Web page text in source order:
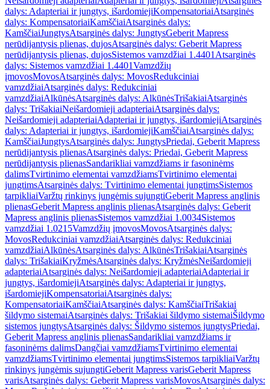
dalys: Adapteriai ir jungtys, išardomiejiKompensatoriaiAtsarginės
dalys: KompensatoriaiKamščiaiAtsarginės dalys:
KamščiaiJungtysAtsarginės dalys: JungtysGeberit Mapress
nerūdijantysis plienas, dujosAtsarginės dalys: Geberit Mapress
nerūdijantysis plienas, dujosSistemos vamzdžiai 1.4401 Atsarginės
dalys: Sistemos vamzdžiai 1.4401Vamzdžių
įmovosMovosAtsarginės dalys: MovosRedukciniai
vamzdžiaiAtsarginės dalys: Redukciniai
vamzdžiaiAlkūnėsAtsarginės dalys: AlkūnėsTrišakiaiAtsarginės
dalys: TrišakiaiNeišardomieji adapteriaiAtsarginės dalys:
Neišardomieji adapteriaiAdapteriai ir jungtys, išardomiejiAtsarginės
dalys: Adapteriai ir jungtys, išardomiejiKamščiaiAtsarginės dalys:
KamščiaiJungtysAtsarginės dalys: JungtysPriedai, Geberit Mapress
nerūdijantysis plienasAtsarginės dalys: Priedai, Geberit Mapress
nerūdijantysis plienasSandarikliai vamzdžiams ir fasoninėms
dalimsTvirtinimo elementai vamzdžiamsTvirtinimo elementai
jungtimsAtsarginės dalys: Tvirtinimo elementai jungtimsSistemos
tarpikliaiVaržtų rinkinys jungėmis sujungtiGeberit Mapress anglinis
plienasGeberit Mapress anglinis plienasAtsarginės dalys: Geberit
Mapress anglinis plienasSistemos vamzdžiai 1.0034Sistemos
vamzdžiai 1.0215Vamzdžių įmovosMovosAtsarginės dalys:
MovosRedukciniai vamzdžiaiAtsarginės dalys: Redukciniai
vamzdžiaiAlkūnėsAtsarginės dalys: AlkūnėsTrišakiaiAtsarginės
dalys: TrišakiaiKryžmėsAtsarginės dalys: KryžmėsNeišardomieji
adapteriaiAtsarginės dalys: Neišardomieji adapteriaiAdapteriai ir
jungtys, išardomiejiAtsarginės dalys: Adapteriai ir jungtys,
išardomiejiKompensatoriaiAtsarginės dalys:
KompensatoriaiKamščiaiAtsarginės dalys: KamščiaiTrišakiai
šildymo sistemaiAtsarginės dalys: Trišakiai šildymo sistemaiŠildymo
sistemos jungtysAtsarginės dalys: Šildymo sistemos jungtysPriedai,
Geberit Mapress anglinis plienasSandarikliai vamzdžiams ir
fasoninėms dalimsDangčiai vamzdžiamsTvirtinimo elementai
vamzdžiamsTvirtinimo elementai jungtimsSistemos tarpikliaiVaržtų
rinkinys jungėmis sujungtiGeberit Mapress varisGeberit Mapress
varisAtsarginės dalys: Geberit Mapress varisMovosAtsarginės dalys: